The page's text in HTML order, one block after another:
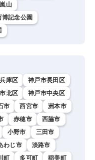
嵐山
博記念公園
庫区
神戸市長田区
北区
神戸市中央区
市 西宮市
洲本市
赤穂市
西脇市
小野市
三田市
わじ市
淡路市
町 多可町 稲美町